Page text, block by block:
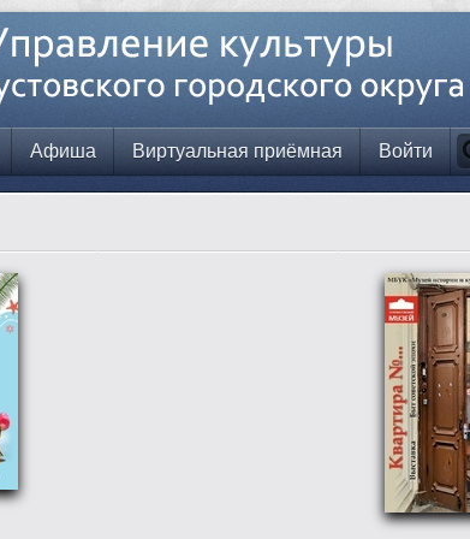
Афиша Виртуальная приёмная Войти